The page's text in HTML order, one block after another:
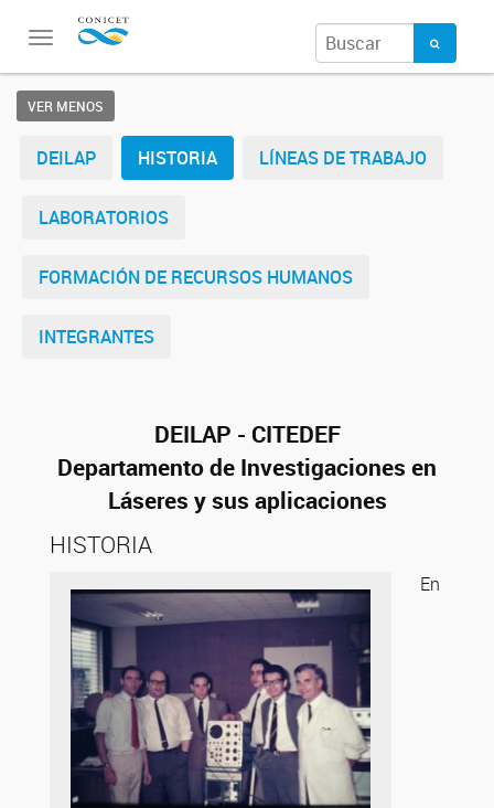
Toggle
VER MENOS
DEILAP HISTORIA LÍNEAS DE TRABAJO
LABORATORIOS
FORMACIÓN DE RECURSOS HUMANOS
INTEGRANTES
DEILAP - CITEDEF
Departamento de Investigaciones en
Láseres y sus aplicaciones
HISTORIA
En